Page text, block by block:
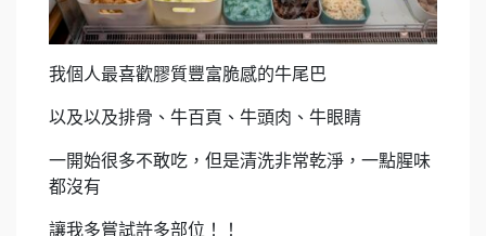
我個人最喜歡膠質豐富脆感的牛尾巴
以及以及排骨、牛百頁、牛頭肉、牛眼睛
一開始很多不敢吃，但是清洗非常乾淨，一點腥味
都沒有
讓我多嘗試許多部位！！